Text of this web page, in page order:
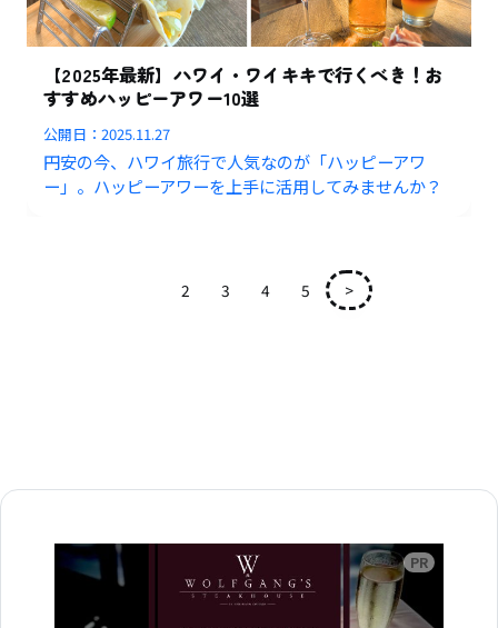
【2025年最新】ハワイ・ワイキキで行くべき！お
すすめハッピーアワー10選
公開日：2025.11.27
円安の今、ハワイ旅行で人気なのが「ハッピーアワ
ー」。ハッピーアワーを上手に活用してみませんか？
2 3 4 5 >
広告